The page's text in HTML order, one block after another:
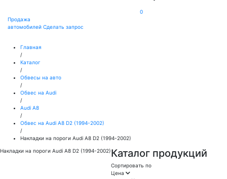
0
Продажа
автомобилей Сделать запрос
Главная
/
Каталог
/
Обвесы на авто
/
Обвес на Audi
/
Audi A8
/
Обвес на Audi A8 D2 (1994-2002)
/
Накладки на пороги Audi A8 D2 (1994-2002)
Накладки на пороги Audi A8 D2 (1994-2002)Каталог продукций
Сортировать по
Цена